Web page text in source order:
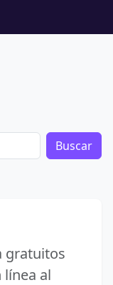
Buscar
gratuitos
línea al